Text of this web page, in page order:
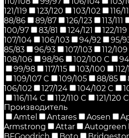
121/119
123/120 103/102 116/
88/86
89/87 126/123 113/111
100/97
83/81 124/121 122/119
107/104
106/103 94/92 95/
85/83
96/93 107/103 112/109
108/106
98/96 102/100 C
99/98
117/115 103/100
109/107 C
109/105 88/85
106/102
127/124 104/102 C
116/114 C
112/110 C 121/120 C
Производитель
Amtel
Antares Aosen
Armstrong
Attar Autogreen